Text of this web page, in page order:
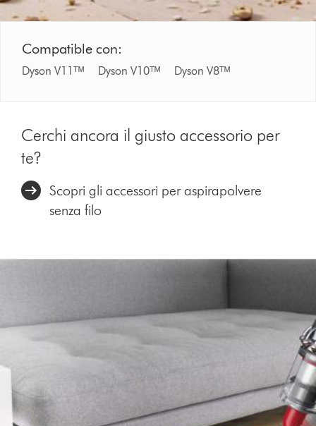
Compatible con:
Dyson V11ᵀᴹ Dyson V10ᵀᴹ Dyson V8ᵀᴹ
Cerchi ancora il giusto accessorio per
te?
Scopri gli accessori per aspirapolvere
senza filo